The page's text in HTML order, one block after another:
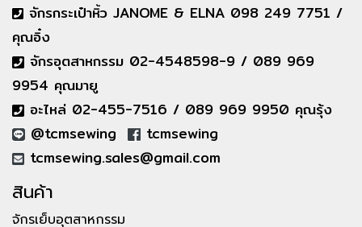
จักรกระเป๋าหิ้ว JANOME & ELNA 098 249 7751 /
คุณอิ๋ง
จักรอุตสาหกรรม 02-4548598-9 / 089 969
9954 คุณมายู
อะไหล่ 02-455-7516 / 089 969 9950 คุณรุ้ง
@tcmsewing
tcmsewing
tcmsewing.sales@gmail.com
สินค้า
จักรเย็บอุตสาหกรรม